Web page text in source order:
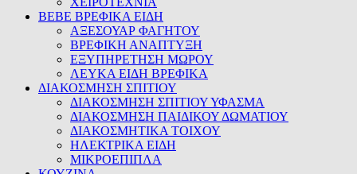
BEBE ΒΡΕΦΙΚΑ ΕΙΔΗ
ΑΞΕΣΟΥΑΡ ΦΑΓΗΤΟΥ
ΒΡΕΦΙΚΗ ΑΝΑΠΤΥΞΗ
ΕΞΥΠΗΡΕΤΗΣΗ ΜΩΡΟΥ
ΛΕΥΚΑ ΕΙΔΗ ΒΡΕΦΙΚΑ
ΔΙΑΚΟΣΜΗΣΗ ΣΠΙΤΙΟΥ
ΔΙΑΚΟΣΜΗΣΗ ΣΠΙΤΙΟΥ ΥΦΑΣΜΑ
ΔΙΑΚΟΣΜΗΣΗ ΠΑΙΔΙΚΟΥ ΔΩΜΑΤΙΟΥ
ΔΙΑΚΟΣΜΗΤΙΚΑ ΤΟΙΧΟΥ
ΗΛΕΚΤΡΙΚΑ ΕΙΔΗ
ΜΙΚΡΟΕΠΙΠΛΑ